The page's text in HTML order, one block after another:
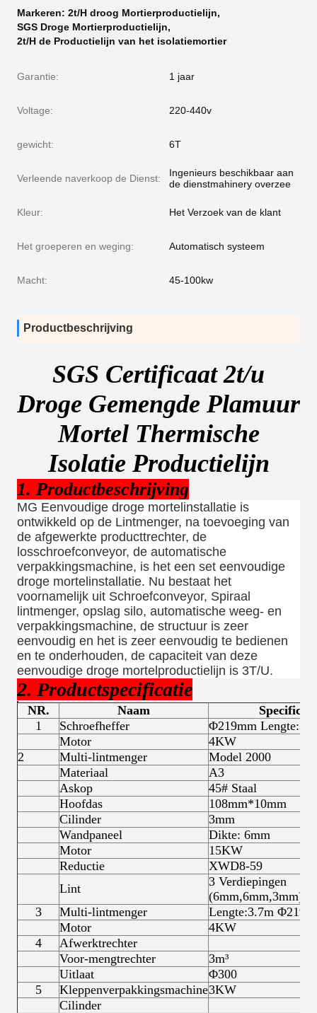
Markeren: 2t/H droog Mortierproductielijn,
SGS Droge Mortierproductielijn,
2t/H de Productielijn van het isolatiemortier
Garantie: 1 jaar
Voltage: 220-440v
gewicht: 6T
Verleende naverkoop de Dienst:
Ingenieurs beschikbaar aan
de dienstmahinery overzee
Kleur: Het Verzoek van de klant
Het groeperen en weging: Automatisch systeem
Macht: 45-100kw
Productbeschrijving
SGS Certificaat 2t/u
Droge Gemengde Plamuur
Mortel Thermische
Isolatie Productielijn
1. Productbeschrijving
MG Eenvoudige droge mortelinstallatie is
ontwikkeld op de Lintmenger, na toevoeging van
de afgewerkte producttrechter, de
losschroefconveyor, de automatische
verpakkingsmachine, is het een set eenvoudige
droge mortelinstallatie. Nu bestaat het
voornamelijk uit Schroefconveyor, Spiraal
lintmenger, opslag silo, automatische weeg- en
verpakkingsmachine, de structuur is zeer
eenvoudig en het is zeer eenvoudig te bedienen
en te onderhouden, de capaciteit van deze
eenvoudige droge mortelproductielijn is 3T/U.
2. Productspecificatie
NR. Naam
1
Schroefheffer
Φ219mm
Motor
4KW
2
Multi-lintmenger
Model 2000
Materiaal
A3
Askop
45# Staal
Hoofdas
108mm*10mm
Cilinder
3mm
Wandpaneel
Dikte: 6mm
Motor
15KW
Reductie
XWD8-59
Lint
3 Verdiepingen
(6mm,6mm,3mm)
3
Multi-lintmenger
Lengte:3.7m
Motor
4KW
4
Afwerktrechter
Voor-mengtrechter
3m³
Uitlaat
Φ300
5
Kleppenverpakkingsmachine3KW
Cilinder